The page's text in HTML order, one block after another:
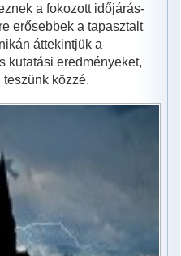
a fokozott időjárás-
erősebbek a tapasztalt
áttekintjük a
kutatási eredményeket,
közzé.